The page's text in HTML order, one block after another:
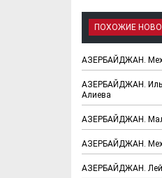
ПОХОЖИЕ
АЗЕРБАЙДЖАН.
АЗЕРБАЙДЖАН.
Алиева
АЗЕРБАЙДЖАН.
АЗЕРБАЙДЖАН.
АЗЕРБАЙДЖАН.